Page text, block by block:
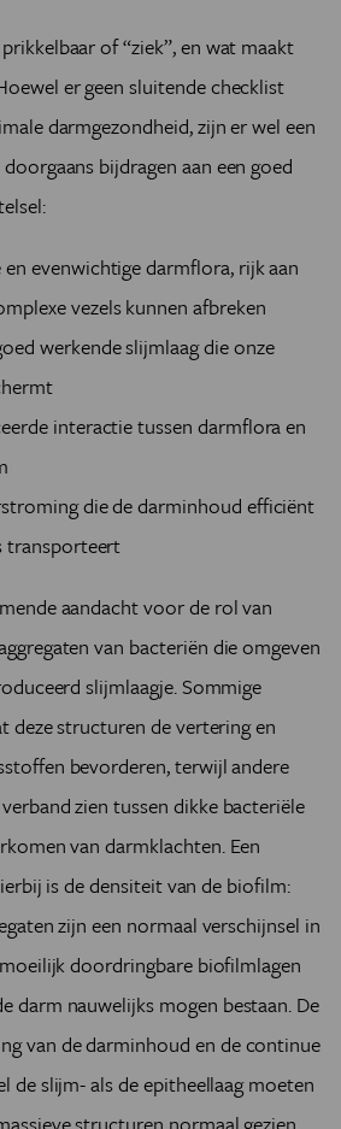
of “ziek”, en wat maakt
er geen sluitende checklist
darmgezondheid, zijn er wel een
bijdragen aan een goed
en evenwichtige darmflora, rijk aan
vezels kunnen afbreken
werkende slijmlaag die onze
interactie tussen darmflora en
die de darminhoud efficiënt
transporteert
aandacht voor de rol van
van bacteriën die omgeven
slijmlaagje. Sommige
deze structuren de vertering en
bevorderen, terwijl andere
zien tussen dikke bacteriële
van darmklachten. Een
is de densiteit van de biofilm:
zijn een normaal verschijnsel in
doordringbare biofilmlagen
darm nauwelijks mogen bestaan. De
van de darminhoud en de continue
de slijm- als de epitheel­laag moeten